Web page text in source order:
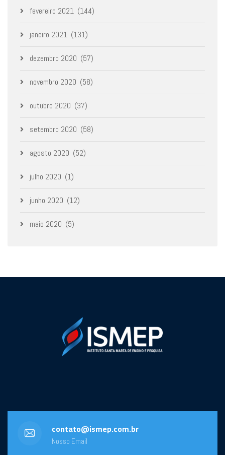
fevereiro 2021 (144)
janeiro 2021 (131)
dezembro 2020 (57)
novembro 2020 (58)
outubro 2020 (37)
setembro 2020 (58)
agosto 2020 (52)
julho 2020 (1)
junho 2020 (12)
maio 2020 (5)
contato@ismep.com.br
Nosso Email